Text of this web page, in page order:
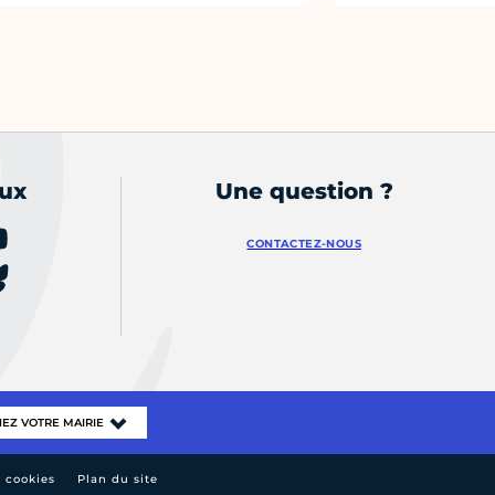
Une question ?
CONTACTEZ-NOUS
cookies Plan du site